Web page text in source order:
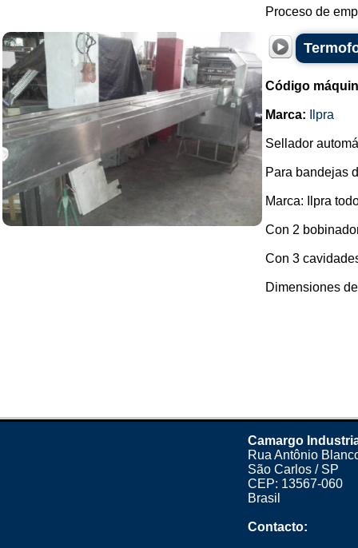
Proceso de
Código
Marca: Ilpra
Sellador
Para bandejas
Marca: Ilpra
Con 2
Con 3
Dimensiones
Camargo
Rua Antônio
São Carlos / SP
CEP: 13567-060
Brasil
Contacto: